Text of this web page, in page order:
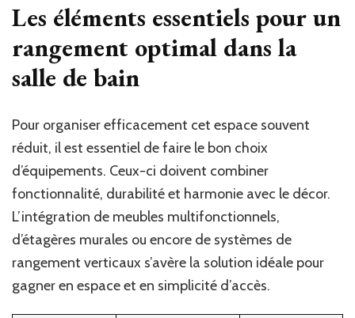
Les éléments essentiels pour un
rangement optimal dans la
salle de bain
Pour organiser efficacement cet espace souvent
réduit, il est essentiel de faire le bon choix
d’équipements. Ceux-ci doivent combiner
fonctionnalité, durabilité et harmonie avec le décor.
L’intégration de meubles multifonctionnels,
d’étagères murales ou encore de systèmes de
rangement verticaux s’avère la solution idéale pour
gagner en espace et en simplicité d’accès.